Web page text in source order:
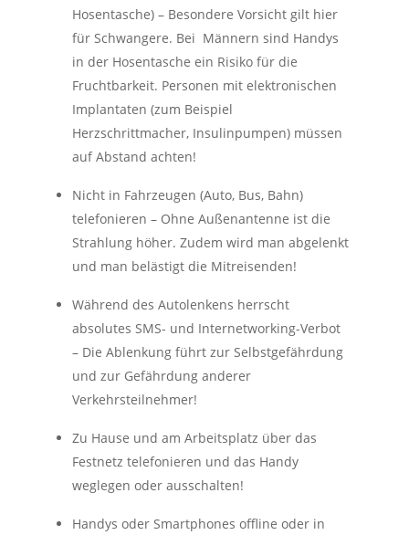
Hosentasche) – Besondere Vorsicht gilt hier
für Schwangere. Bei Männern sind Handys
in der Hosentasche ein Risiko für die
Fruchtbarkeit. Personen mit elektronischen
Implantaten (zum Beispiel
Herzschrittmacher, Insulinpumpen) müssen
auf Abstand achten!
Nicht in Fahrzeugen (Auto, Bus, Bahn)
telefonieren – Ohne Außenantenne ist die
Strahlung höher. Zudem wird man abgelenkt
und man belästigt die Mitreisenden!
Während des Autolenkens herrscht
absolutes SMS- und Internetworking-Verbot
– Die Ablenkung führt zur Selbstgefährdung
und zur Gefährdung anderer
Verkehrsteilnehmer!
Zu Hause und am Arbeitsplatz über das
Festnetz telefonieren und das Handy
weglegen oder ausschalten!
Handys oder Smartphones offline oder in